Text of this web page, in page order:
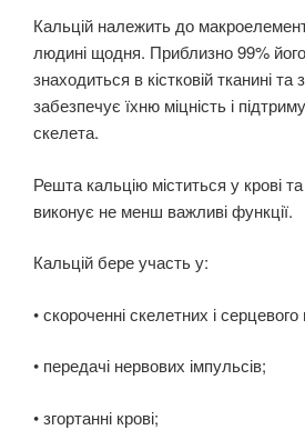
Кальцій належить до
людині щодня. Приблизно 99%
знаходиться в кістковій тканині
забезпечує їхню міцність і
скелета.
Решта кальцію міститься у крові
виконує не менш важливі функції.
Кальцій бере участь у:
• скороченні скелетних і серцевого
• передачі нервових імпульсів;
• згортанні крові;